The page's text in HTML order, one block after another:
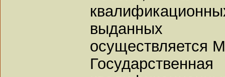
выданных
осуществляется